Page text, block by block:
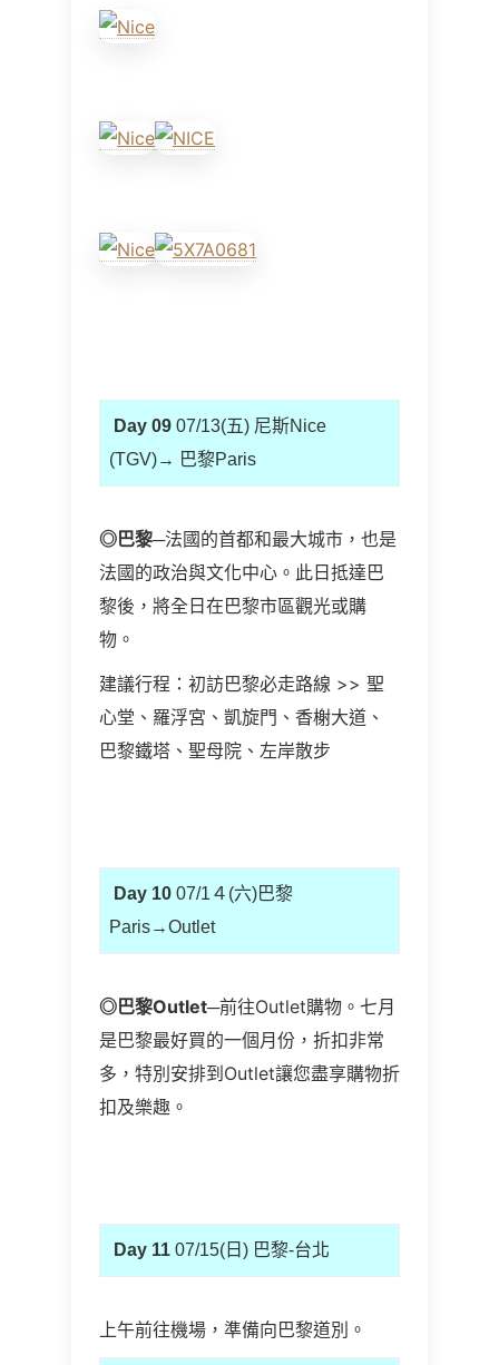
Day 09 07/13(五) 尼斯Nice
(TGV)→ 巴黎Paris
◎巴黎─法國的首都和最大城市，也是
法國的政治與文化中心。此日抵達巴
黎後，將全日在巴黎市區觀光或購
物。
建議行程：初訪巴黎必走路線 >> 聖
心堂、羅浮宮、凱旋門、香榭大道、
巴黎鐵塔、聖母院、左岸散步
Day 10 07/1４(六)巴黎
Paris→Outlet
◎巴黎Outlet─前往Outlet購物。七月
是巴黎最好買的一個月份，折扣非常
多，特別安排到Outlet讓您盡享購物折
扣及樂趣。
Day 11 07/15(日) 巴黎-台北
上午前往機場，準備向巴黎道別。